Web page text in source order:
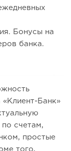
Бонусы на
банка.
Банк»
счетам,
простые
того,